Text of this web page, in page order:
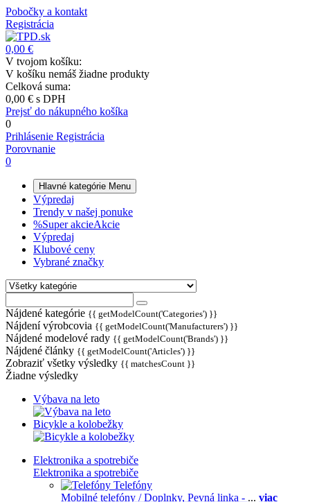
Pobočky a kontakt
Registrácia
0,00 €
V tvojom košíku:
V košíku nemáš žiadne produkty
Celková suma:
0,00 € s DPH
Prejsť do nákupného košíka
0
Prihlásenie Registrácia
Porovnanie
0
Hlavné kategórie Menu
Výpredaj
Trendy v našej ponuke
%Super akcieAkcie
Výpredaj
Klubové ceny
Vybrané značky
Nájdené kategórie {{ getModelCount('Categories') }}
Nájdení výrobcovia {{ getModelCount('Manufacturers') }}
Nájdené modelové rady {{ getModelCount('Brands') }}
Nájdené články {{ getModelCount('Articles') }}
Zobraziť všetky výsledky {{ matchesCount }}
Žiadne výsledky
Výbava na leto
Bicykle a kolobežky
Elektronika a spotrebiče
Elektronika a spotrebiče
Telefóny
Mobilné telefóny / Doplnky, Pevná linka - ... viac